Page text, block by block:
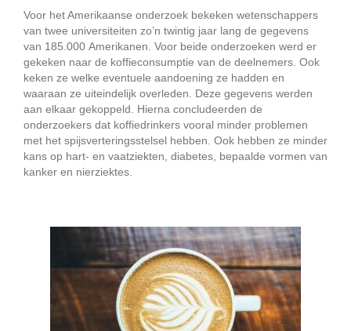
Voor het Amerikaanse onderzoek bekeken wetenschappers
van twee universiteiten zo’n twintig jaar lang de gegevens
van 185.000 Amerikanen. Voor beide onderzoeken werd er
gekeken naar de koffieconsumptie van de deelnemers. Ook
keken ze welke eventuele aandoening ze hadden en
waaraan ze uiteindelijk overleden. Deze gegevens werden
aan elkaar gekoppeld. Hierna concludeerden de
onderzoekers dat koffiedrinkers vooral minder problemen
met het spijsverteringsstelsel hebben. Ook hebben ze minder
kans op hart- en vaatziekten, diabetes, bepaalde vormen van
kanker en nierziektes.